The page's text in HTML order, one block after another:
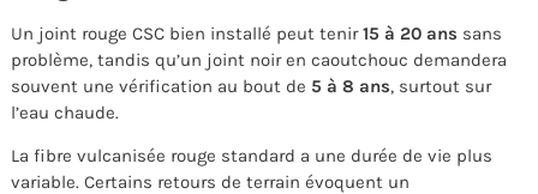
Un joint rouge CSC bien installé peut tenir15 à 20 ans sans
problème, tandis qu’un joint noir en caoutchouc demandera
souvent une vérification au bout de 5 à 8 ans, surtout sur
l’eau chaude.
La fibre vulcanisée rouge standard a une durée de vie plus
variable. Certains retours de terrain évoquent un